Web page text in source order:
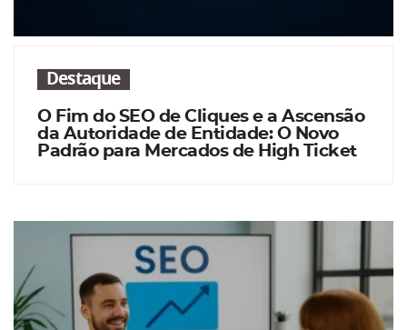
Destaque
O Fim do SEO de Cliques e a Ascensão
da Autoridade de Entidade: O Novo
Padrão para Mercados de High Ticket